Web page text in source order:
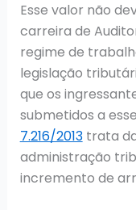
Esse valor não
carreira de
regime de
legislação
que os
submetidos a
7.216/2013trata
administração
incremento de